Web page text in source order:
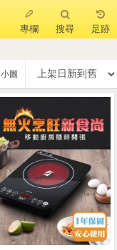
專欄 搜尋 足跡
陶瓷不沾電鍋
大理石不沾鍋
氣炸烤箱